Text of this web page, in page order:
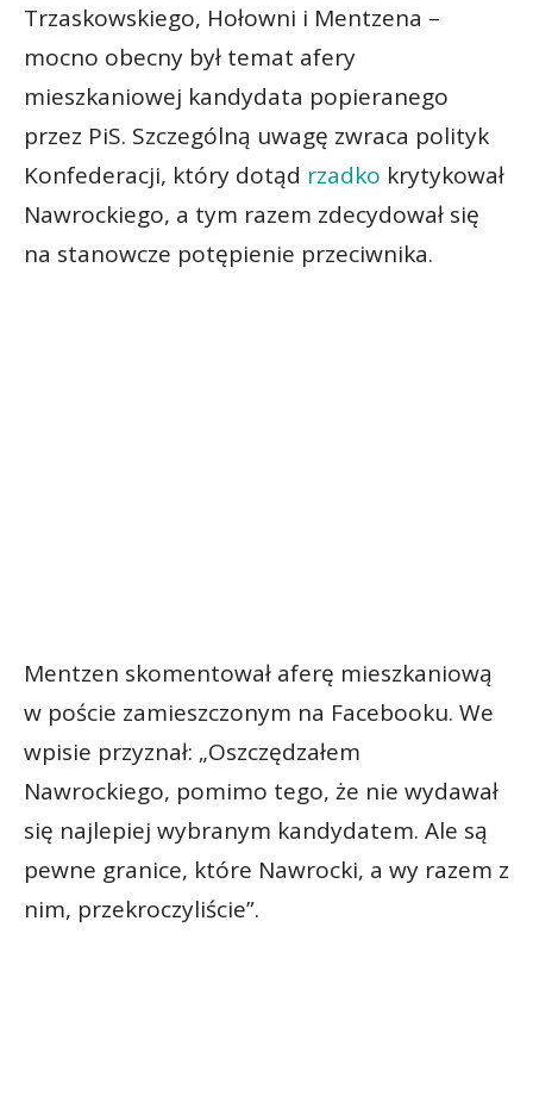
Trzaskowskiego, Hołowni i Mentzena –
mocno obecny był temat afery
mieszkaniowej kandydata popieranego
przez PiS. Szczególną uwagę zwraca polityk
Konfederacji, który dotąd rzadko krytykował
Nawrockiego, a tym razem zdecydował się
na stanowcze potępienie przeciwnika.
Mentzen skomentował aferę mieszkaniową
w poście zamieszczonym na Facebooku. We
wpisie przyznał: „Oszczędzałem
Nawrockiego, pomimo tego, że nie wydawał
się najlepiej wybranym kandydatem. Ale są
pewne granice, które Nawrocki, a wy razem z
nim, przekroczyliście”.